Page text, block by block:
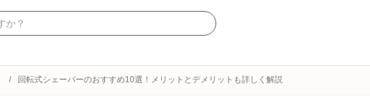
回転式シェーバーのおすすめ10選！メリットとデメリットも詳しく解説